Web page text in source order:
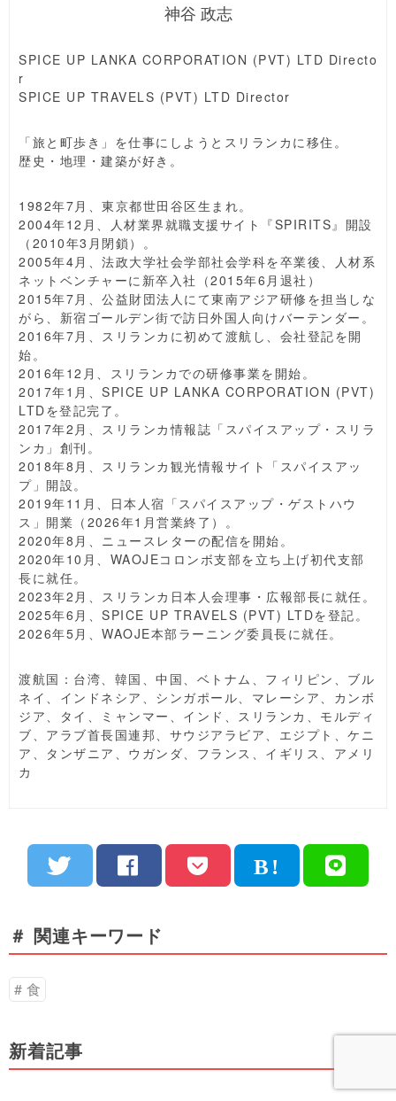
神谷 政志
SPICE UP LANKA CORPORATION (PVT) LTD Directo
r
SPICE UP TRAVELS (PVT) LTD Director
「旅と町歩き」を仕事にしようとスリランカに移住。
歴史・地理・建築が好き。
1982年7月、東京都世田谷区生まれ。
2004年12月、人材業界就職支援サイト『SPIRITS』開設
（2010年3月閉鎖）。
2005年4月、法政大学社会学部社会学科を卒業後、人材系
ネットベンチャーに新卒入社（2015年6月退社）
2015年7月、公益財団法人にて東南アジア研修を担当しな
がら、新宿ゴールデン街で訪日外国人向けバーテンダー。
2016年7月、スリランカに初めて渡航し、会社登記を開
始。
2016年12月、スリランカでの研修事業を開始。
2017年1月、SPICE UP LANKA CORPORATION (PVT)
LTDを登記完了。
2017年2月、スリランカ情報誌「スパイスアップ・スリラ
ンカ」創刊。
2018年8月、スリランカ観光情報サイト「スパイスアッ
プ」開設。
2019年11月、日本人宿「スパイスアップ・ゲストハウ
ス」開業（2026年1月営業終了）。
2020年8月、ニュースレターの配信を開始。
2020年10月、WAOJEコロンボ支部を立ち上げ初代支部
長に就任。
2023年2月、スリランカ日本人会理事・広報部長に就任。
2025年6月、SPICE UP TRAVELS (PVT) LTDを登記。
2026年5月、WAOJE本部ラーニング委員長に就任。
渡航国：台湾、韓国、中国、ベトナム、フィリピン、ブル
ネイ、インドネシア、シンガポール、マレーシア、カンボ
ジア、タイ、ミャンマー、インド、スリランカ、モルディ
ブ、アラブ首長国連邦、サウジアラビア、エジプト、ケニ
ア、タンザニア、ウガンダ、フランス、イギリス、アメリ
カ
＃ 関連キーワード
食
新着記事